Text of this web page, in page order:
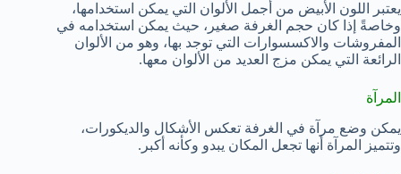
يعتبر اللون الأبيض من أجمل الألوان التي يمكن استخدامها،
وخاصةً إذا كان حجم الغرفة صغير، حيث يمكن استخدامه في
المفروشات والاكسسوارات التي توجد بها، وهو من الألوان
الرائعة التي يمكن مزج العديد من الألوان معها.
المرآة
يمكن وضع مرآة في الغرفة تعكس الأشكال والديكورات،
وتتميز المرآة أنها تجعل المكان يبدو وكأنه أكبر.